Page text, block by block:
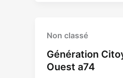
Non classé
Génération
Ouest a74